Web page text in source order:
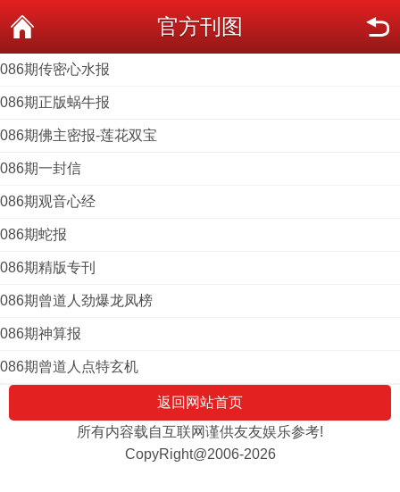
官方刊图
086期传密心水报
086期正版蜗牛报
086期佛主密报-莲花双宝
086期一封信
086期观音心经
086期蛇报
086期精版专刊
086期曾道人劲爆龙凤榜
086期神算报
086期曾道人点特玄机
返回网站首页
所有内容载自互联网谨供友友娱乐参考!
CopyRight@2006-2026